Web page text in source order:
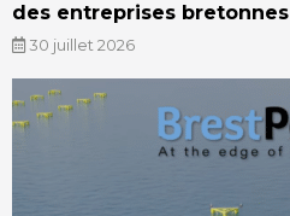
des entreprises bretonnes
30 juillet 2026